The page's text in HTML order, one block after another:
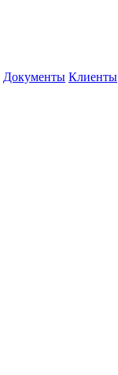
Документы Клиенты